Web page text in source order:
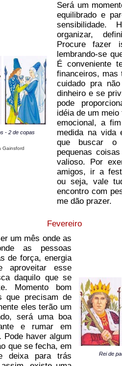
- 2 de copas
Gainsford
Será um
equilibrado e
sensibilidade.
organizar,
Procure fazer
lembrando-se
É conveniente
financeiros, mas
cuidado pra
dinheiro e se
pode
idéia de um
emocional, a
medida na vida
que buscar o
pequenas
valioso. Por
amigos, ir a
ou seja, vale
encontro com
me dão prazer.
Fevereiro
um mês onde as
as pessoas
de força, energia
aproveitar esse
daquilo que se
Momento bom
que precisam de
eles terão um
será uma boa
e rumar em
haver algum
que se fecha, em
deixa para trás
Rei de